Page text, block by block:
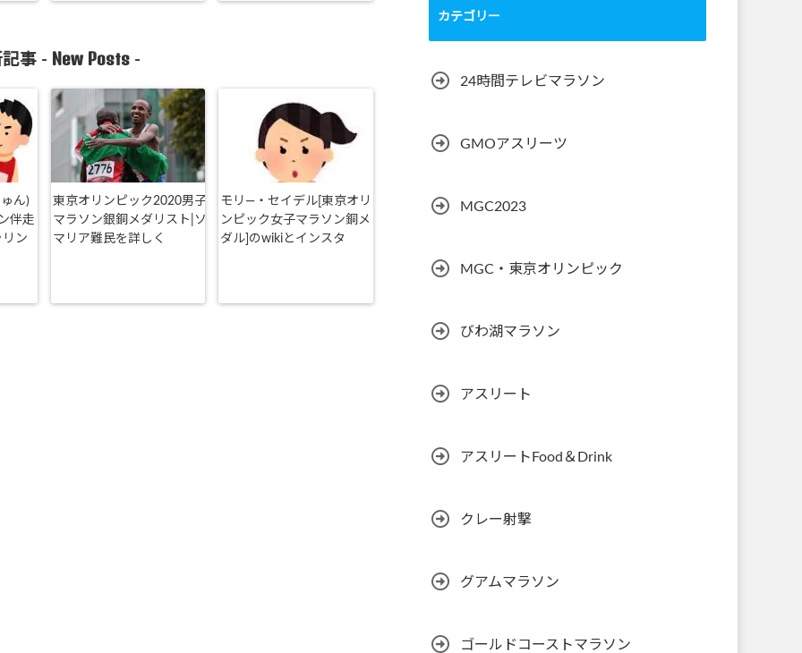
事 - New Posts -
ん)
伴走
ン
東京オリンピック2020男子
マラソン銀銅メダリスト|ソ
マリア難民を詳しく
モリ―・セイデル[東京オリ
ンピック女子マラソン銅メ
ダル]のwikiとインスタ
カテゴリー
24時間テレビマラソン
GMOアスリーツ
MGC2023
MGC・東京オリンピック
びわ湖マラソン
アスリート
アスリートFood＆Drink
クレー射撃
グアムマラソン
ゴールドコーストマラソン